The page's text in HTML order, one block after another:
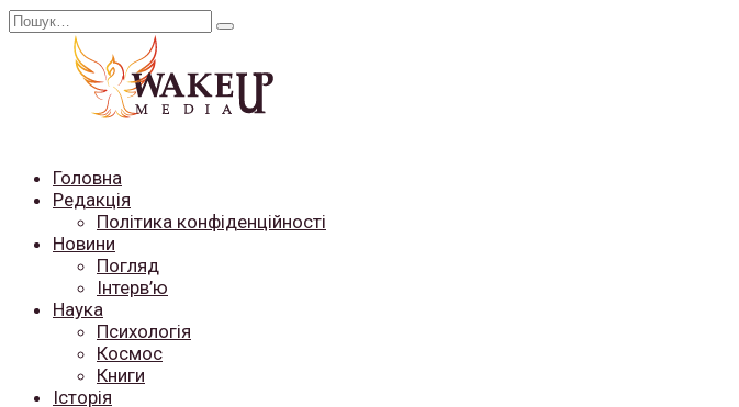
Перейти
Search
Головна
Редакція
Політика конфіденційності
Новини
Погляд
Інтерв’ю
Наука
Психологія
Космос
Книги
Історія